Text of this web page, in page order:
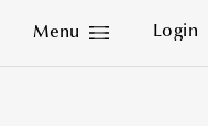
Menu Login
Close